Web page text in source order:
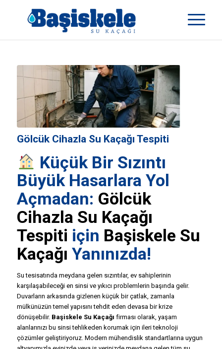
Gölcük Cihazla Su Kaçağı Tespiti
Küçük Bir Sızıntı
Büyük Hasarlara Yol
Açmadan: Gölcük
Cihazla Su Kaçağı
Tespiti için Başiskele Su
Kaçağı Yanınızda!
Su tesisatında meydana gelen sızıntılar, ev sahiplerinin
karşılaşabileceği en sinsi ve yıkıcı problemlerin başında gelir.
Duvarların arkasında gizlenen küçük bir çatlak, zamanla
mülkünüzün temel yapısını tehdit eden devasa bir krize
dönüşebilir. Başiskele Su Kaçağı firması olarak, yaşam
alanlarınızı bu sinsi tehlikeden korumak için ileri teknoloji
çözümler geliştiriyoruz. Modern mühendislik standartlarına uygun